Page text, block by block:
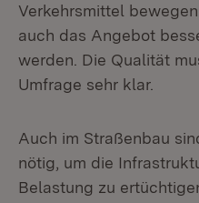
Verkehrsmittel
auch das Angebot
werden. Die Qualität
Umfrage sehr klar.
Auch im Straßenbau
nötig, um die
Belastung zu